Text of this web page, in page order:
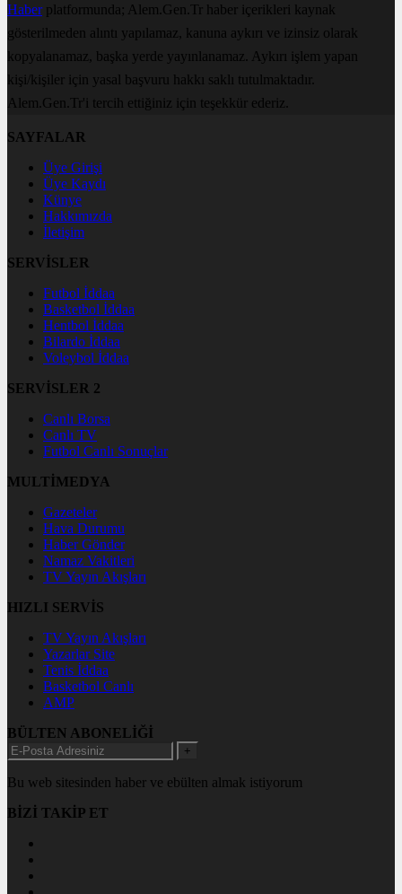
Haberplatformunda; Alem.Gen.Tr haber içerikleri kaynak
gösterilmeden alıntı yapılamaz, kanuna aykırı ve izinsiz olarak
kopyalanamaz, başka yerde yayınlanamaz. Aykırı işlem yapan
kişi/kişiler için yasal başvuru hakkı saklı tutulmaktadır.
Alem.Gen.Tr'i tercih ettiğiniz için teşekkür ederiz.
SAYFALAR
Üye Girişi
Üye Kaydı
Künye
Hakkımızda
İletişim
SERVİSLER
Futbol İddaa
Basketbol İddaa
Hentbol İddaa
Bilardo İddaa
Voleybol İddaa
SERVİSLER 2
Canlı Borsa
Canlı TV
Futbol Canlı Sonuçlar
MULTİMEDYA
Gazeteler
Hava Durumu
Haber Gönder
Namaz Vakitleri
TV Yayın Akışları
HIZLI SERVİS
TV Yayın Akışları
Yazarlar Site
Tenis İddaa
Basketbol Canlı
AMP
BÜLTEN ABONELİĞİ
+
Bu web sitesinden haber ve ebülten almak istiyorum
BİZİ TAKİP ET